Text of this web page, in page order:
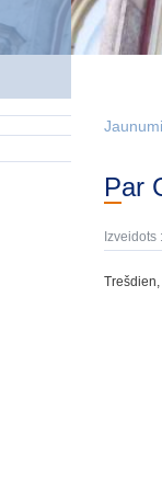
Jaunumi
Izveidots